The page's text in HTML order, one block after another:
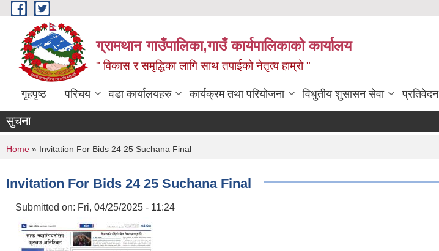
Skip to main content
ग्रामथान गाउँपालिका,गाउँ कार्यपालिकाको कार्यालय
" विकास र समृद्धिका लागि साथ तपाईको नेतृत्व हाम्रो "
गृहपृष्ठ परिचय वडा कार्यालयहरु कार्यक्रम तथा परियोजना विधुतीय शुसासन सेवा प्रतिवेदन
सुचना
You are here
Home » Invitation For Bids 24 25 Suchana Final
Invitation For Bids 24 25 Suchana Final
Submitted on: Fri, 04/25/2025 - 11:24